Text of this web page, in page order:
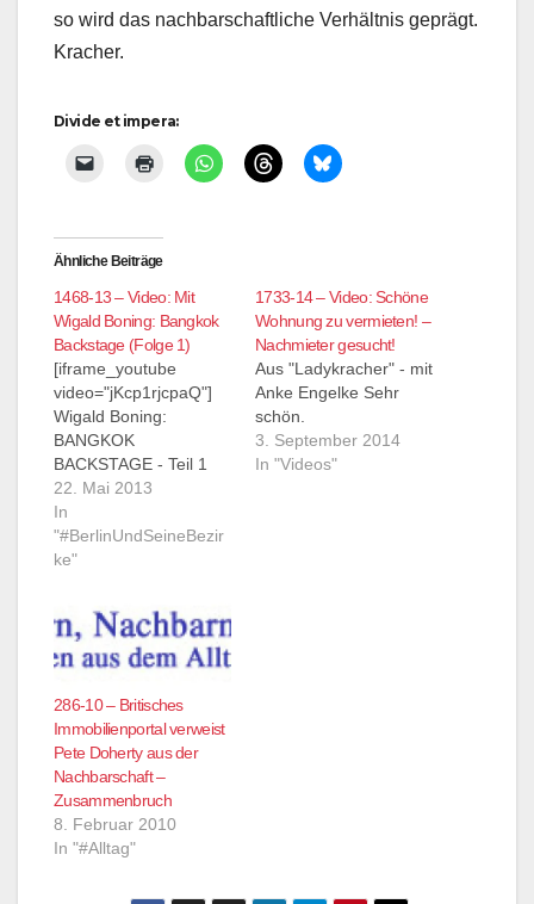
so wird das nachbarschaftliche Verhältnis geprägt.
Kracher.
Divide et impera:
Ähnliche Beiträge
1468-13 – Video: Mit
Wigald Boning: Bangkok
Backstage (Folge 1)
[iframe_youtube
video="jKcp1rjcpaQ"]
Wigald Boning:
BANGKOK
BACKSTAGE - Teil 1
(via Youtube) "Garlic?
Oh, I have never seen
a thing like that," sagt
Wigald Boning
Abenteuer des
deutschen
Comedystars Wigald
thailändischen
Fernsehen. Begleitet
von seinem RTL
Samstag Nacht
Kollegen Tommy
Krappweis und Erik…
22. Mai 2013
In
"#BerlinUndSeineBezir
ke"
1733-14 – Video: Schöne
Wohnung zu vermieten! –
Nachmieter gesucht!
Aus "Ladykracher" - mit
Anke Engelke Sehr
schön.
3. September 2014
In "Videos"
286-10 – Britisches
Immobilienportal verweist
Pete Doherty aus der
Nachbarschaft –
Zusammenbruch
8. Februar 2010
In "#Alltag"